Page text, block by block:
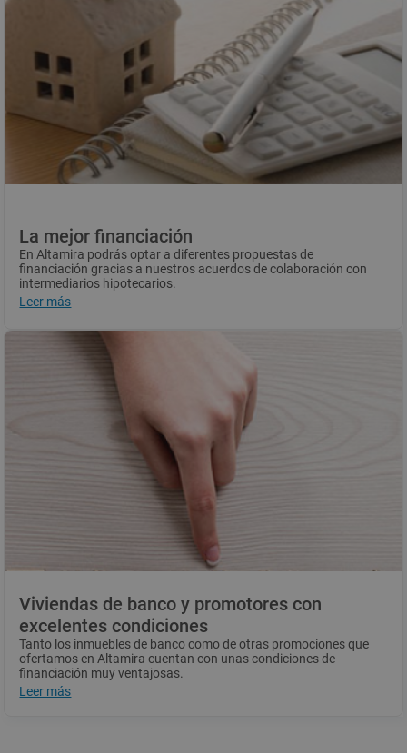
La mejor financiación
En Altamira podrás optar a diferentes propuestas de
financiación gracias a nuestros acuerdos de colaboración con
intermediarios hipotecarios.
Benefíciate de un asesoramiento 100% digital y gratuito.
Leer más
Viviendas de banco y promotores con
excelentes condiciones
Tanto los inmuebles de banco como de otras promociones que
ofertamos en Altamira cuentan con unascondiciones de
financiación muy ventajosas.
Ponte en contacto con nosotros y te informaremos al detalle de
Leer más